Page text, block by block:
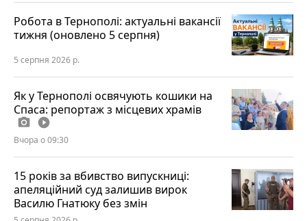
Робота в Тернополі: актуальні вакансії
тижня (оновлено 5 серпня)
5 серпня 2026 р.
Як у Тернополі освячують кошики на
Спаса: репортаж з місцевих храмів
photo_camera play_circle_filled
Вчора о 09:30
15 років за вбивство випускниці:
апеляційний суд залишив вирок
Василю Гнатюку без змін